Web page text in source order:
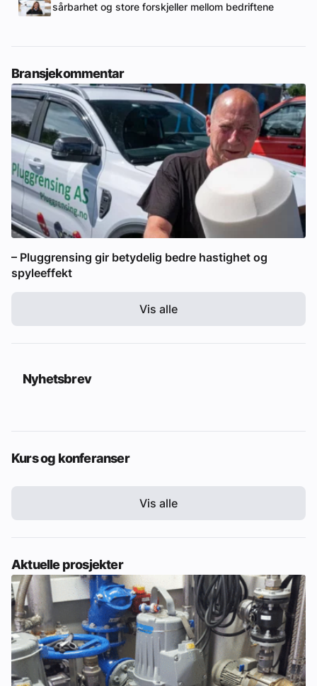
sårbarhet og store forskjeller mellom bedriftene
Bransjekommentar
– Pluggrensing gir betydelig bedre hastighet og
spyleeffekt
Vis alle
Nyhetsbrev
Kurs og konferanser
Vis alle
Aktuelle prosjekter